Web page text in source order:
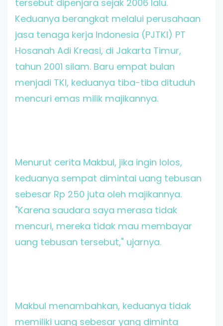
tersebut dipenjara sejak 2006 lalu.
Keduanya berangkat melalui perusahaan
jasa tenaga kerja Indonesia (PJTKI) PT
Hosanah Adi Kreasi, di Jakarta Timur,
tahun 2001 silam. Baru empat bulan
menjadi TKI, keduanya tiba-tiba dituduh
mencuri emas milik majikannya.
Menurut cerita Makbul, jika ingin lolos,
keduanya sempat dimintai uang tebusan
sebesar Rp 250 juta oleh majikannya.
"Karena saudara saya merasa tidak
mencuri, mereka tidak mau membayar
uang tebusan tersebut," ujarnya.
Makbul menambahkan, keduanya tidak
memiliki uang sebesar yang diminta